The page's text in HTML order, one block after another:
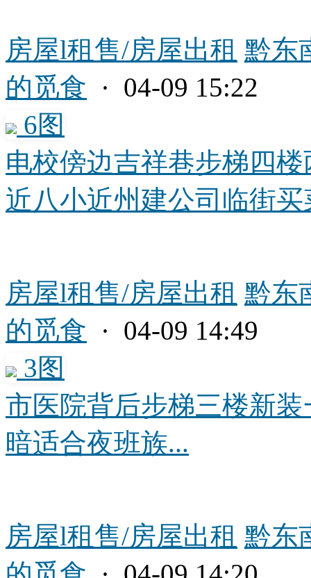
房屋l租售/房屋出租 黔东
的觅食
· 04-09 15:22
6图
电校傍边吉祥巷步梯四
近八小近州建公司临街买
房屋l租售/房屋出租 黔东
的觅食
· 04-09 14:49
3图
市医院背后步梯三楼新
暗适合夜班族...
房屋l租售/房屋出租 黔东